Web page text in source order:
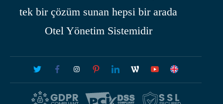
tek bir çözüm sunan hepsi bir arada
Otel Yönetim Sistemidir